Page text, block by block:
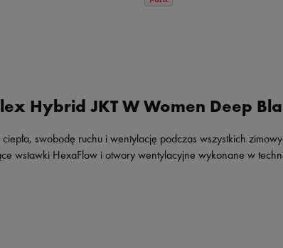
Hybrid JKT W Women Deep
swobodę ruchu i wentylację podczas wszystkich
wstawki HexaFlow i otwory wentylacyjne wykonane w